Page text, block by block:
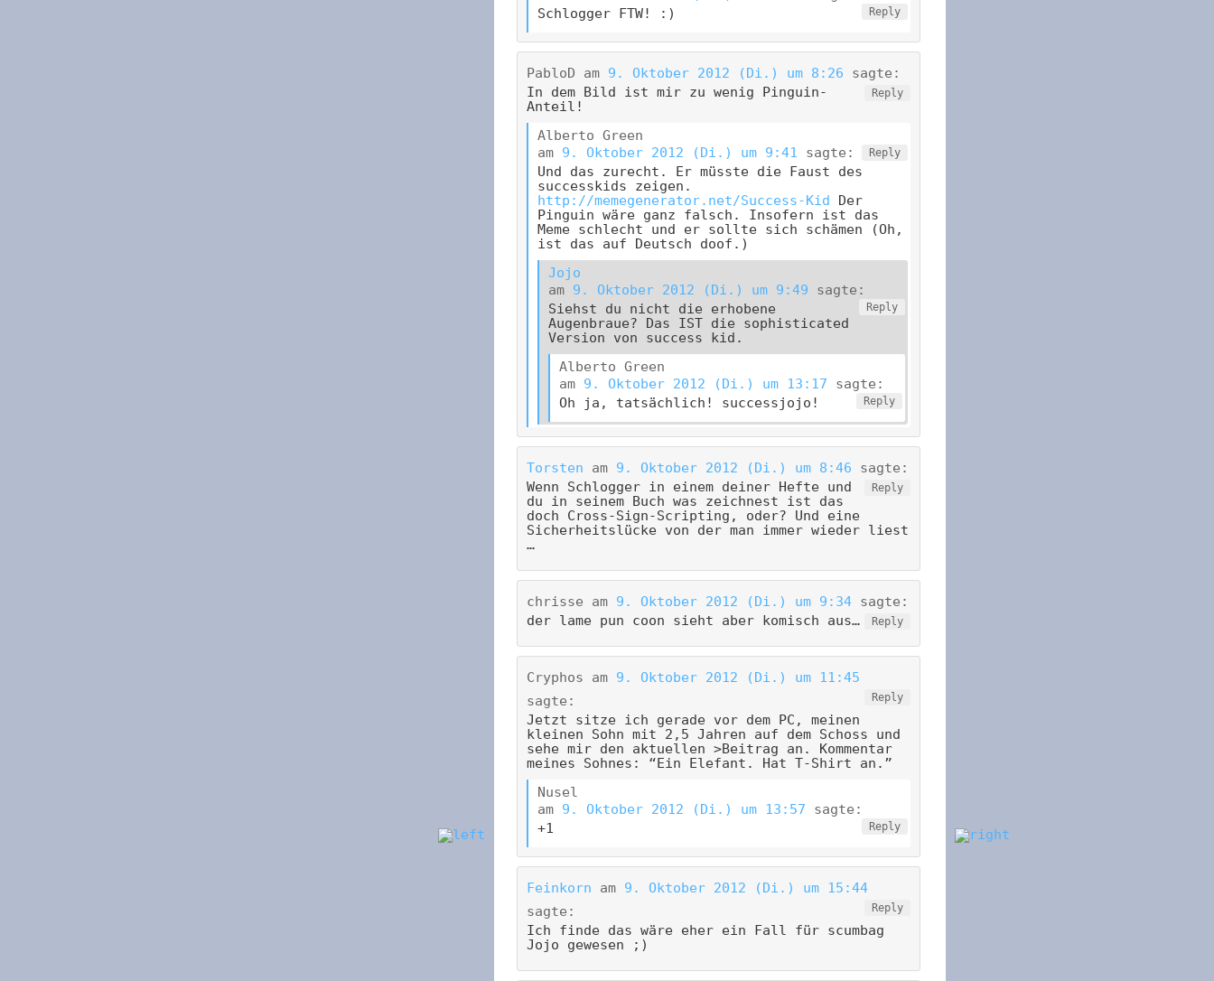
Reply
Schlogger FTW! :)
PabloD am 9. Oktober 2012 (Di.) um 8:26 sagte:
Reply
In dem Bild ist mir zu wenig Pinguin-
Anteil!
Alberto Green
am 9. Oktober 2012 (Di.) um 9:41 sagte: Reply
Und das zurecht. Er müsste die Faust des
successkids zeigen.
http://memegenerator.net/Success-Kid Der
Pinguin wäre ganz falsch. Insofern ist das
Meme schlecht und er sollte sich schämen (Oh,
ist das auf Deutsch doof.)
Jojo
am 9. Oktober 2012 (Di.) um 9:49 sagte:
Reply
Siehst du nicht die erhobene
Augenbraue? Das IST die sophisticated
Version von success kid.
Alberto Green
am 9. Oktober 2012 (Di.) um 13:17 sagte:
Reply
Oh ja, tatsächlich! successjojo!
Torsten am 9. Oktober 2012 (Di.) um 8:46 sagte:
Reply
Wenn Schlogger in einem deiner Hefte und
du in seinem Buch was zeichnest ist das
doch Cross-Sign-Scripting, oder? Und eine
Sicherheitslücke von der man immer wieder liest
…
chrisse am 9. Oktober 2012 (Di.) um 9:34 sagte:
Reply
der lame pun coon sieht aber komisch aus…
Cryphos am 9. Oktober 2012 (Di.) um 11:45
sagte:
Reply
Jetzt sitze ich gerade vor dem PC, meinen
kleinen Sohn mit 2,5 Jahren auf dem Schoss und
sehe mir den aktuellen >Beitrag an. Kommentar
meines Sohnes: “Ein Elefant. Hat T-Shirt an.”
Nusel
am 9. Oktober 2012 (Di.) um 13:57 sagte:
Reply
+1
Feinkorn am 9. Oktober 2012 (Di.) um 15:44
sagte:
Reply
Ich finde das wäre eher ein Fall für scumbag
Jojo gewesen ;)